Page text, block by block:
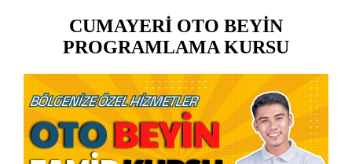
CUMAYERİ OTO BEYİN
PROGRAMLAMA KURSU